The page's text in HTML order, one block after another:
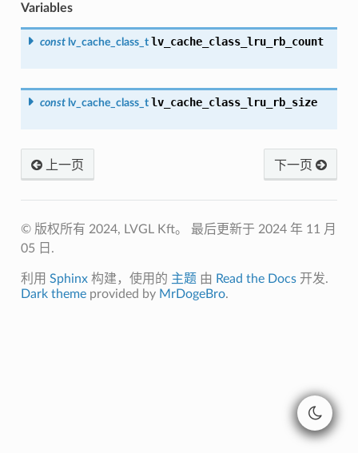
Variables
const lv_cache_class_t lv_cache_class_lru_rb_count
const lv_cache_class_t lv_cache_class_lru_rb_size
上一页 下一页
© 版权所有 2024, LVGL Kft。 最后更新于 2024 年 11 月
05 日.
利用 Sphinx构建，使用的 主题 由 Read the Docs开发.
Dark themeprovided by MrDogeBro.